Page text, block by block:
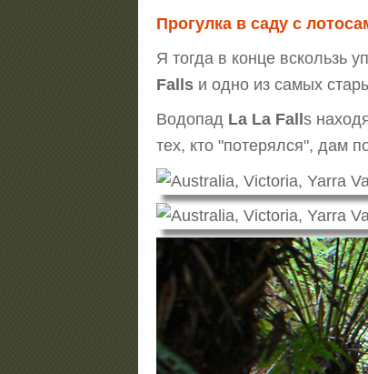
Прогулка в саду с
Я тогда в конце вскользь
Falls и одно из самых
Водопад La La Fall s
тех, кто "потерялся", дам